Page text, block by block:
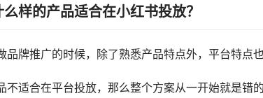
样的产品适合在小红书投放？
品牌推广的时候，除了熟悉产品特点外，平台特点
不适合在平台投放，那么整个方案从一开始就是错